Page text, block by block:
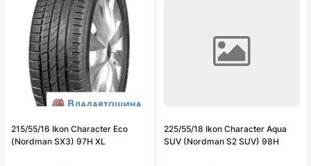
215/55/16 Ikon Character Eco
(Nordman SX3) 97H XL
225/55/18 Ikon Character Aqua
SUV (Nordman S2 SUV) 98H